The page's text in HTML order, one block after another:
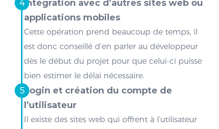
Intégration avec d’autres sites web ou
applications mobiles
Cette opération prend beaucoup de temps, il
est donc conseillé d’en parler au développeur
dès le début du projet pour que celui-ci puisse
bien estimer le délai nécessaire.
Login et création du compte de
l’utilisateur
Il existe des sites web qui offrent à l’utilisateur